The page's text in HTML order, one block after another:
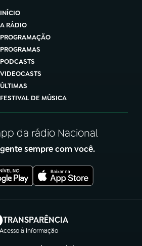
INÍCIO
A RÁDIO
PROGRAMAÇÃO
PROGRAMAS
PODCASTS
VIDEOCASTS
ÚLTIMAS
FESTIVAL DE MÚSICA
da rádio Nacional
sempre com você.
TRANSPARÊNCIA
Acesso à Informação
(abre em nova aba)